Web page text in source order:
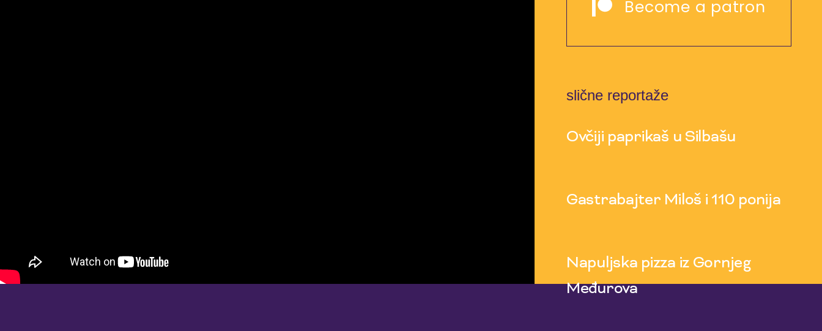
Become a patron
slične reportaže
Ovčiji paprikaš u Silbašu
Gastrabajter Miloš i 110 ponija
Napuljska pizza iz Gornjeg
Međurova